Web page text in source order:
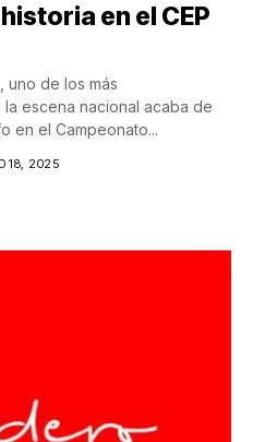
en el CEP
uno de los más
escena nacional acaba de
en el Campeonato...
18, 2025